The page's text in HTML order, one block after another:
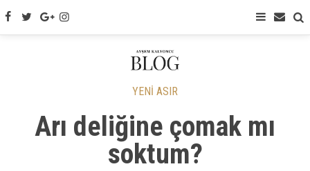
YENİ ASIR
Arı deliğine çomak mı
soktum?